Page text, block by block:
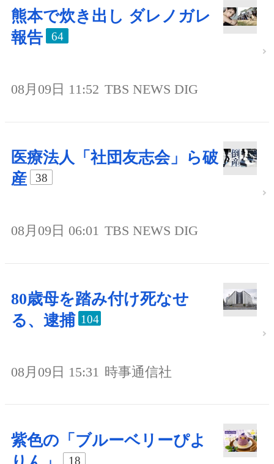
熊本で炊き出し ダレノガレ
報告
64
08月09日 11:52 TBS NEWS DIG
医療法人「社団友志会」ら破
産
38
08月09日 06:01 TBS NEWS DIG
80歳母を踏み付け死なせ
る、逮捕 104
08月09日 15:31 時事通信社
紫色の「ブルーベリーぴよ
18